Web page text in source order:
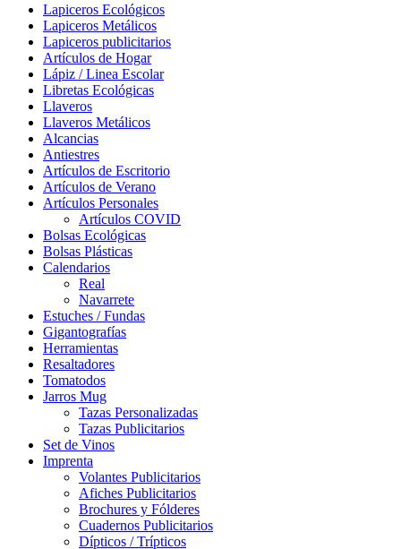
Lapiceros Ecológicos
Lapiceros Metálicos
Lapiceros publicitarios
Artículos de Hogar
Lápiz / Linea Escolar
Libretas Ecológicas
Llaveros
Llaveros Metálicos
Alcancias
Antiestres
Artículos de Escritorio
Artículos de Verano
Artículos Personales
Artículos COVID
Bolsas Ecológicas
Bolsas Plásticas
Calendarios
Real
Navarrete
Estuches / Fundas
Gigantografías
Herramientas
Resaltadores
Tomatodos
Jarros Mug
Tazas Personalizadas
Tazas Publicitarios
Set de Vinos
Imprenta
Volantes Publicitarios
Afiches Publicitarios
Brochures y Fólderes
Cuadernos Publicitarios
Dípticos / Trípticos